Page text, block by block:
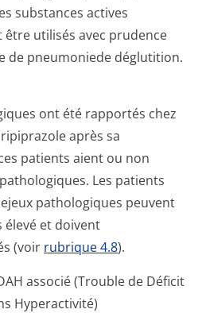
substances actives
utilisés avec prudence
de pneumoniede déglutition.
ont été rapportés chez
après sa
patients aient ou non
Les patients
pathologiques peuvent
et doivent
(voir rubrique 4.8).
associé (Trouble de Déficit
Hyperactivité)